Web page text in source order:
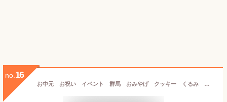
no. 16
お中元 お祝い イベント 群馬 おみやげ クッキー くるみ 贈り物 お茶菓子【送料込】くるみかじり(大) 大人の味わい くるみの香ばしさが美味しいクッキー